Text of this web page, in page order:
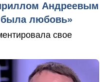
Андреевым
была любовь»
свое